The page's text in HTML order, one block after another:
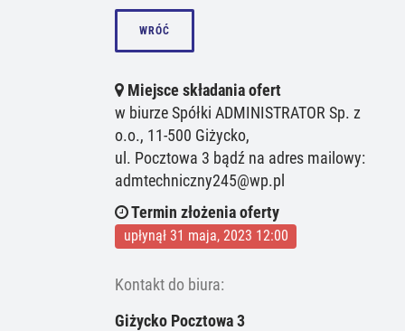
WRÓĆ
Miejsce składania ofert
w biurze Spółki ADMINISTRATOR Sp. z
o.o., 11-500 Giżycko,
ul. Pocztowa 3 bądź na adres mailowy:
admtechniczny245@wp.pl
Termin złożenia oferty
upłynął 31 maja, 2023 12:00
Kontakt do biura:
Giżycko Pocztowa 3